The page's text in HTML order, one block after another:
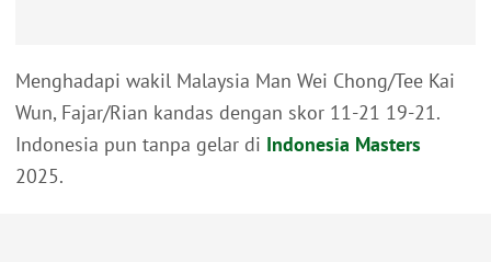
Menghadapi wakil Malaysia Man Wei Chong/Tee Kai
Wun, Fajar/Rian kandas dengan skor 11-21 19-21.
Indonesia pun tanpa gelar di Indonesia Masters
2025.